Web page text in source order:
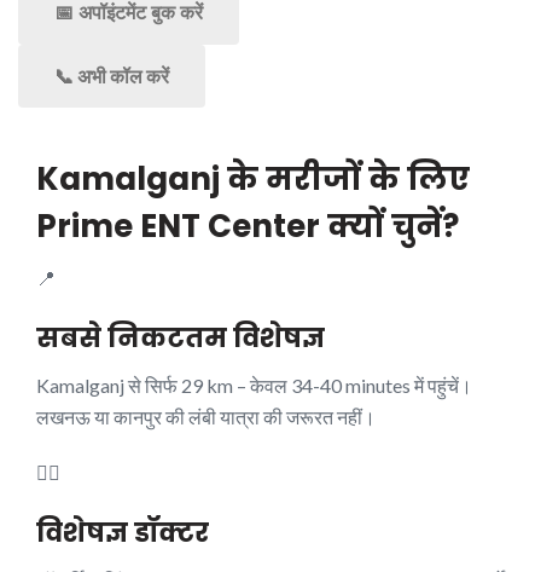
📅 अपॉइंटमेंट बुक करें
📞 अभी कॉल करें
Kamalganj के मरीजों के लिए
Prime ENT Center क्यों चुनें?
📍
सबसे निकटतम विशेषज्ञ
Kamalganj से सिर्फ 29 km – केवल 34-40 minutes में पहुंचें।
लखनऊ या कानपुर की लंबी यात्रा की जरूरत नहीं।
👨‍⚕️
विशेषज्ञ डॉक्टर